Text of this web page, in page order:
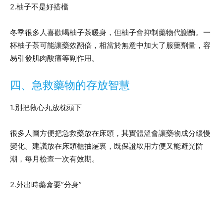
2.柚子不是好搭檔
冬季很多人喜歡喝柚子茶暖身，但柚子會抑制藥物代謝酶。一
杯柚子茶可能讓藥效翻倍，相當於無意中加大了服藥劑量，容
易引發肌肉酸痛等副作用。
四、急救藥物的存放智慧
1.別把救心丸放枕頭下
很多人圖方便把急救藥放在床頭，其實體溫會讓藥物成分緩慢
變化。建議放在床頭櫃抽屜裏，既保證取用方便又能避光防
潮，每月檢查一次有效期。
2.外出時藥盒要”分身”